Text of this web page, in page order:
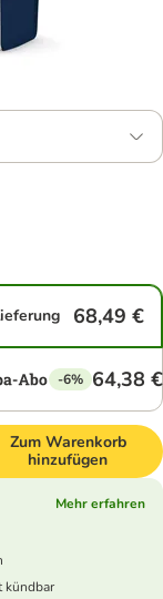
68,49 €
-6% 64,38 €
Zum Warenkorb
hinzufügen
Mehr erfahren
kündbar